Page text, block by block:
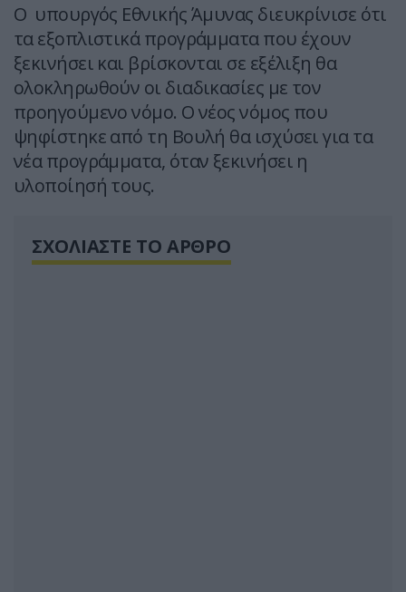
Ο υπουργός Εθνικής Άμυνας διευκρίνισε ότι
τα εξοπλιστικά προγράμματα που έχουν
ξεκινήσει και βρίσκονται σε εξέλιξη θα
ολοκληρωθούν οι διαδικασίες με τον
προηγούμενο νόμο. Ο νέος νόμος που
ψηφίστηκε από τη Βουλή θα ισχύσει για τα
νέα προγράμματα, όταν ξεκινήσει η
υλοποίησή τους.
ΣΧΟΛΙΑΣΤΕ ΤΟ ΑΡΘΡΟ